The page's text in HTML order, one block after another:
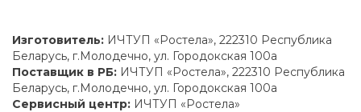
Изготовитель: ИЧТУП «Ростела», 222310 Республика
Беларусь, г.Молодечно, ул. Городокская 100а
Поставщик в РБ: ИЧТУП «Ростела», 222310 Республика
Беларусь, г.Молодечно, ул. Городокская 100а
Сервисный центр: ИЧТУП «Ростела»